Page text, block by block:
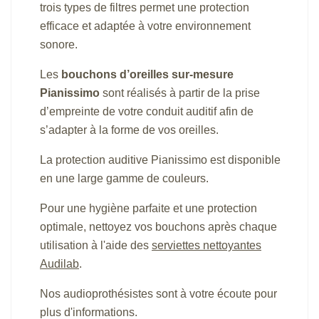
trois types de filtres permet une protection
efficace et adaptée à votre environnement
sonore.
Les bouchons d’oreilles sur-mesure
Pianissimo sont réalisés à partir de la prise
d’empreinte de votre conduit auditif afin de
s’adapter à la forme de vos oreilles.
La protection auditive Pianissimo est disponible
en une large gamme de couleurs.
Pour une hygiène parfaite et une protection
optimale, nettoyez vos bouchons après chaque
utilisation à l'aide des serviettes nettoyantes
Audilab.
Nos audioprothésistes sont à votre écoute pour
plus d'informations.